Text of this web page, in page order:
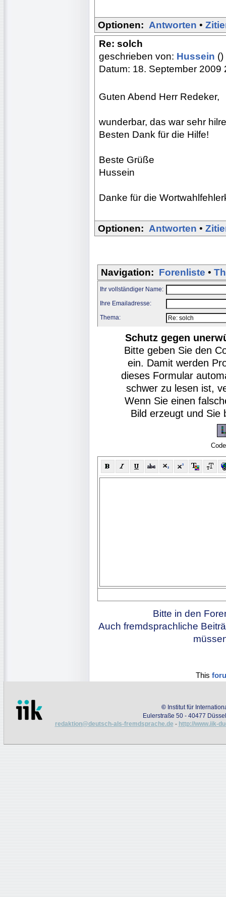
Optionen: Antworten •
Re: solch
geschrieben von: Hussein ()
Datum: 18. September 2009
Guten Abend Herr Redeker,
wunderbar, das war sehr
Besten Dank für die Hilfe!
Beste Grüße
Hussein
Danke für die
Optionen: Antworten •
Navigation: Forenliste •
Ihr vollständiger Name:
Ihre Emailadresse:
Thema:
Schutz gegen
Bitte geben Sie den
ein. Damit werden
dieses Formular
schwer zu lesen ist,
Wenn Sie einen
Bild erzeugt und Sie
Bitte in den
Auch fremdsprachliche
This
© Institut für
Eulerstraße 50 - 40477
redaktion@deutsch-als-fremdsprache.de - http://www.iik-